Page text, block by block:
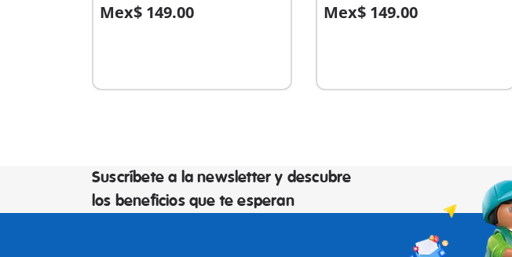
Mex$ 149.00
A la cesta
Mex$ 149.00
A la cesta
Suscríbete a la newsletter y descubre
los beneficios que te esperan